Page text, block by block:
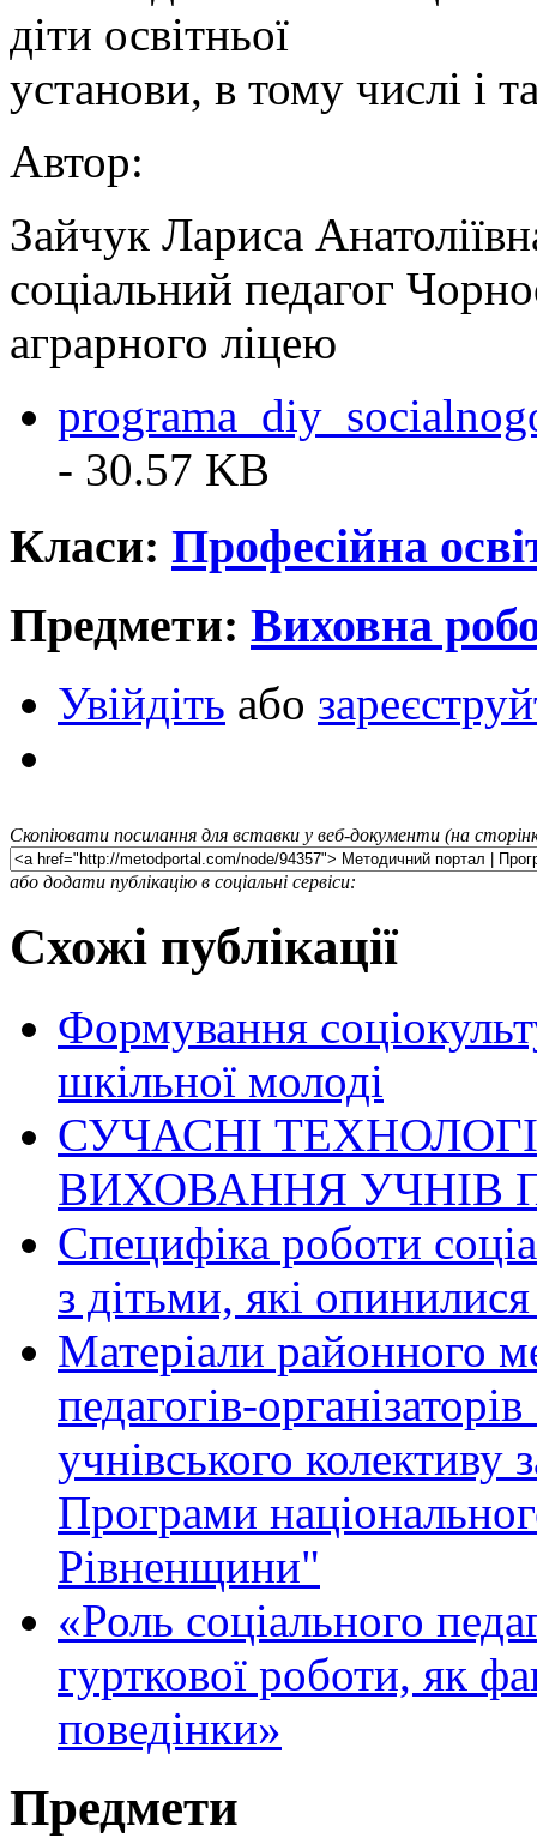
діти освітньої
установи, в тому числі і
Автор:
Зайчук Лариса
соціальний педагог
аграрного ліцею
- 30.57 KB
Класи: Професійна
Предмети: Виховна
Увійдіть або
Скопіювати посилання для вставки у веб-документи (на
або додати публікацію в соціальні сервіси:
Схожі публікації
Формування
шкільної молоді
СУЧАСНІ
ВИХОВАННЯ УЧНІВ
Специфіка роботи
з дітьми, які
Матеріали районного
педагогів-
учнівського колективу
Програми
Рівненщини"
«Роль соціального
гурткової роботи, як
поведінки»
Предмети